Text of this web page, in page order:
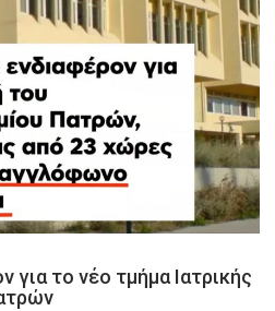
για το νέο τμήμα Ιατρικής